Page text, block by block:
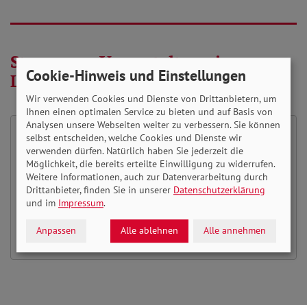
Stream zur Veranstaltung in
Leichter Sprache
Möchten Sie vonYoutubebereitgestellte
externe Inhalte laden?
Cookie-Hinweis und Einstellungen
Wir verwenden Cookies und Dienste von Drittanbietern, um
Ihnen einen optimalen Service zu bieten und auf Basis von
Analysen unsere Webseiten weiter zu verbessern. Sie können
selbst entscheiden, welche Cookies und Dienste wir
verwenden dürfen. Natürlich haben Sie jederzeit die
Möglichkeit, die bereits erteilte Einwilligung zu widerrufen.
Weitere Informationen, auch zur Datenverarbeitung durch
Drittanbieter, finden Sie in unserer Datenschutzerklärung
und im Impressum.
Anpassen Alle ablehnen Alle annehmen